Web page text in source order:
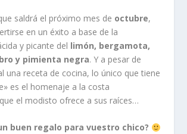
saldrá el próximo mes de octubre,
en un éxito a base de la
y picante del limón, bergamota,
y pimienta negra. Y a pesar de
una receta de cocina, lo único que tiene
es el homenaje a la costa
el modisto ofrece a sus raíces…
buen regalo para vuestro chico?